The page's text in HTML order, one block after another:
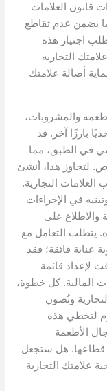
قانون العلامات
يضمن عدم تقاطع
اجتياز هذه
التجارية
أصالة علامتك
والمشروبات،
بارزًا آخر. قد
في الطبق، مما
لتجاوز هذا، أنشئ
التجارية.
في الإجراءات
والاطلاع على
يتطلب التعامل مع
عناية فائقة؛ فقد
لإعداد قائمة
المالية. كل خطوة،
وتُصون
لتخطي هذه
الأطعمة
قطاعها. هل ستجعل
علامتك التجارية